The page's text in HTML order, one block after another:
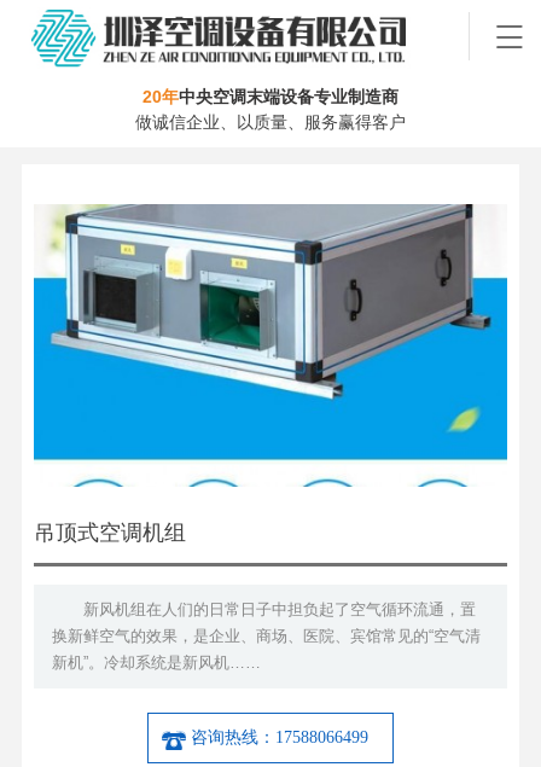
20年中央空调末端设备专业制造商
做诚信企业、以质量、服务赢得客户
吊顶式空调机组
新风机组在人们的日常日子中担负起了空气循环流通，置
换新鲜空气的效果，是企业、商场、医院、宾馆常见的“空气清
新机”。冷却系统是新风机……
咨询热线：17588066499